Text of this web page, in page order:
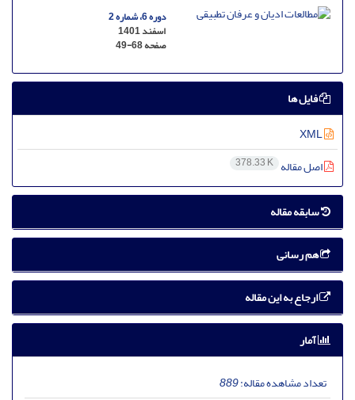
دوره 6، شماره 2
اسفند 1401
صفحه49-68
فایل ها
اصل مقاله 378.33 K
سابقه مقاله
هم رسانی
ارجاع به این مقاله
آمار
تعداد مشاهده مقاله:889